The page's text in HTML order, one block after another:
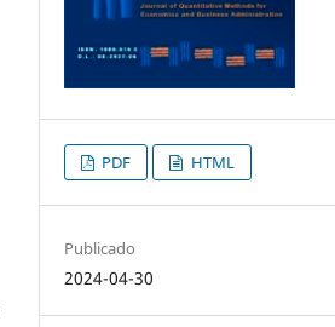
PDF HTML
Publicado
2024-04-30